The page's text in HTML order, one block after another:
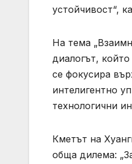
устойчивост“,
На тема
диалогът,
се фокусира
интелигентно
технологични
Кметът на
обща дилема: